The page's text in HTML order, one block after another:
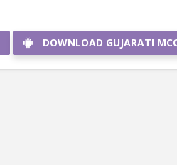
DOWNLOAD GUJARATI